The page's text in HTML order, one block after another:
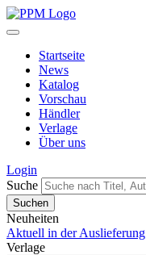
Startseite
News
Katalog
Vorschau
Händler
Verlage
Über uns
Login
Suche
Neuheiten
Aktuell in der Auslieferung
Verlage